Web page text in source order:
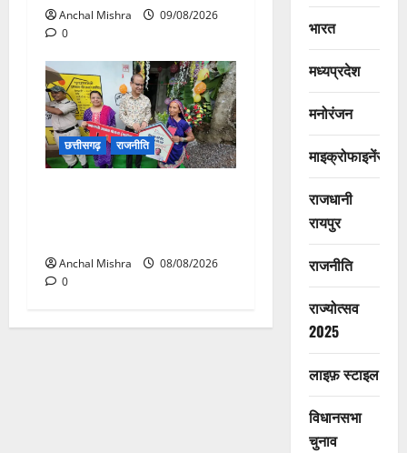
Anchal Mishra
09/08/2026
0
छत्तीसगढ़ राजनीति
Anchal Mishra
08/08/2026
0
भारत
मध्यप्रदेश
मनोरंजन
माइक्रोफाइनेंस
राजधानी
रायपुर
राजनीति
राज्योत्सव
2025
लाइफ़ स्टाइल
विधानसभा
चुनाव